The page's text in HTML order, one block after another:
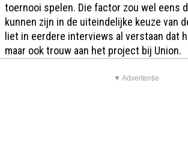
toernooi spelen. Die factor zou wel eens
kunnen zijn in de uiteindelijke keuze van
liet in eerdere interviews al verstaan dat
maar ook trouw aan het project bij Union.
▼ Advertentie